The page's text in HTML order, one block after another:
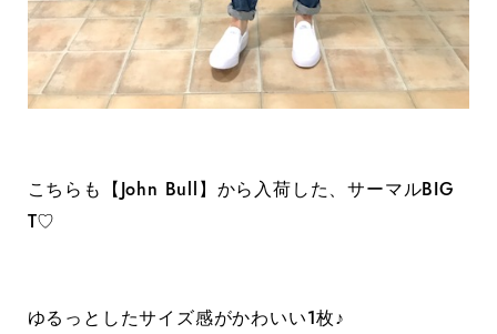
こちらも【John Bull】から入荷した、サーマルBIG
T♡
ゆるっとしたサイズ感がかわいい1枚♪